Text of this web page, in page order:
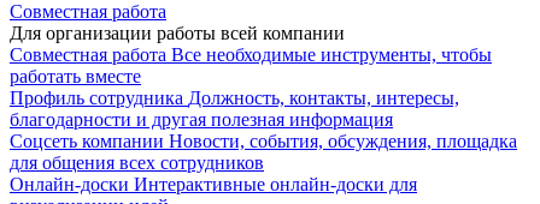
Совместная работа
Для организации работы всей компании
Совместная работа Все необходимые инструменты, чтобы
работать вместе
Профиль сотрудника Должность, контакты, интересы,
благодарности и другая полезная информация
Соцсеть компании Новости, события, обсуждения, площадка
для общения всех сотрудников
Онлайн-доски Интерактивные онлайн-доски для